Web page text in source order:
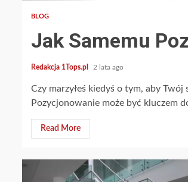
BLOG
Jak Samemu
Redakcja 1Tops.pl 2 lata ago
Czy marzyłeś kiedyś o tym, aby
Pozycjonowanie może być kluczem
Read More